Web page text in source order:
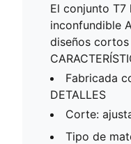
El conjunto T7
inconfundible
diseños
Fabricada
DETALLES
Corte:
Tipo de